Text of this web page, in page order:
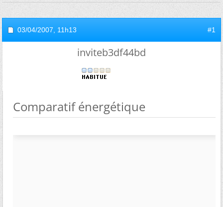
03/04/2007, 11h13 #1
inviteb3df44bd
Comparatif énergétique